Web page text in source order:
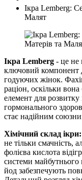
Ікра Lemberg:
Малят
Ікра Lemberg - це не
ключовий компонент
годуючих жінок.
раціон, оскільки
елемент для
гормонального
стає надійним
Хімічний склад ікри:
не тільки смачність,
фолієва кислота
системи майбутнього
йод забезпечують